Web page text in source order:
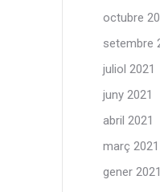
octubre
setembre
juliol 2021
juny 2021
abril 2021
març 2021
gener 2021